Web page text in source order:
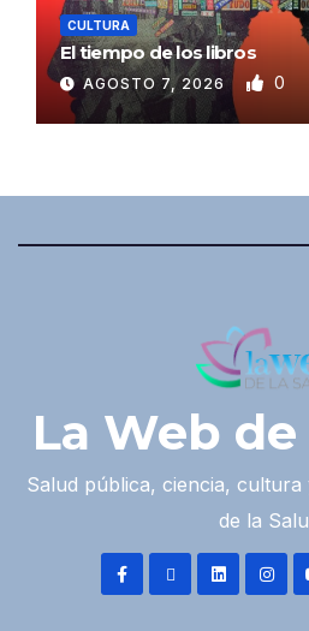
CULTURA
El tiempo de los libros
AGOSTO 7, 2026 0
La Web
Salud pública, ciencia, cultura
de la